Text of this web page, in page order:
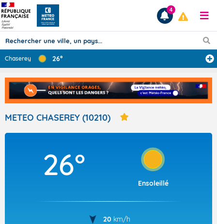
Prévisions
TOUS LES RÉSULTATS
Articles
4
Chaserey 26°
METEO CHASEREY (10210)
26°
Ensoleillé
20 km/h